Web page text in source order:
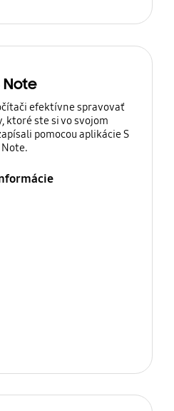
Note
efektívne spravovať
ktoré ste si vo svojom
pomocou aplikácie S
Note.